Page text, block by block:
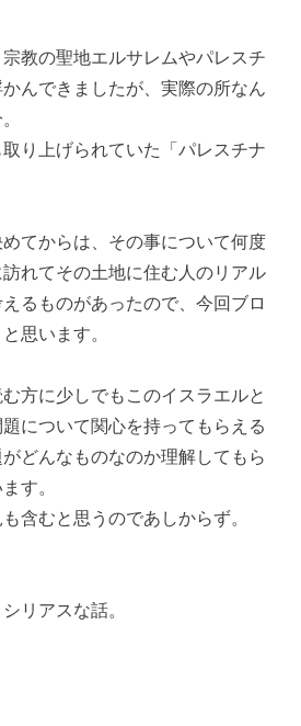
教の聖地エルサレムやパレスチ
んできましたが、実際の所なん
り上げられていた「パレスチナ
てからは、その事について何度
れてその土地に住む人のリアル
るものがあったので、今回ブロ
思います。
方に少しでもこのイスラエルと
について関心を持ってもらえる
どんなものなのか理解してもら
す。
含むと思うのであしからず。
リアスな話。